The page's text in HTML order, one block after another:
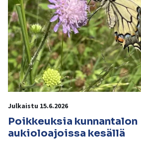
Julkaistu 15.6.2026
Poikkeuksia kunnantalon
aukioloajoissa kesällä